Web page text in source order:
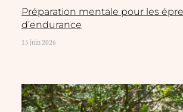
Préparation mentale pour les
d’endurance
15 juin 2026